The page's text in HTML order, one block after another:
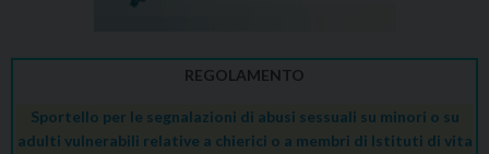
REGOLAMENTO
Sportello per le segnalazioni di abusi sessuali su minori o su
adulti vulnerabili relative a chierici o a membri di Istituti di vita